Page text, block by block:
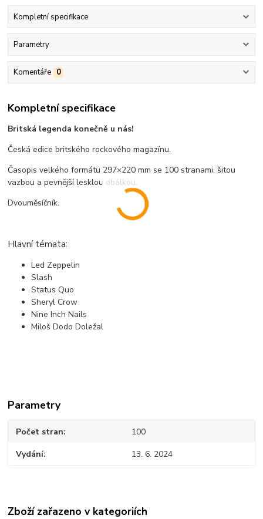
Kompletní specifikace
Parametry
Komentáře 0
Kompletní specifikace
Britská legenda konečně u nás!
Česká edice britského rockového magazínu.
Časopis velkého formátu 297×220 mm se 100 stranami, šitou
vazbou a pevnější lesklou obálkou.
Dvouměsíčník.
Hlavní témata:
Led Zeppelin
Slash
Status Quo
Sheryl Crow
Nine Inch Nails
Miloš Dodo Doležal
Parametry
Počet stran 100
Vydání 13. 6. 2024
Zboží zařazeno v kategoriích